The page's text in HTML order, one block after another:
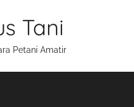
Tani
Petani Amatir